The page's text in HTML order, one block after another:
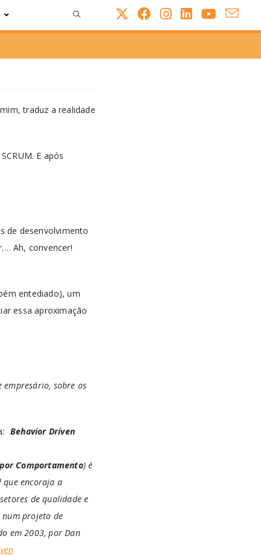
traduz a realidade
E após
de desenvolvimento
Ah, convencer!
entediado), um
essa aproximação
empresário, sobre os
:Behavior Driven
Comportamento) é
que encoraja a
de qualidade e
num projeto de
em 2003, por Dan